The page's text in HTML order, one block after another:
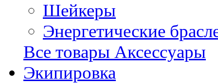
Шейкеры
Энергетические
Все товары Аксессуары
Экипировка